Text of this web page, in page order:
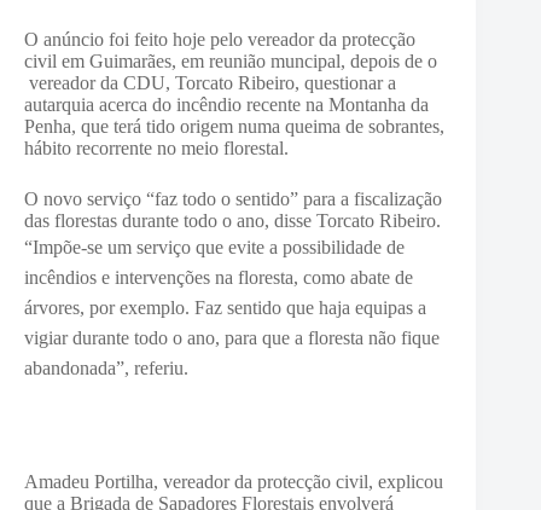
O anúncio foi feito hoje pelo vereador da protecção
civil em Guimarães, em reunião muncipal, depois de o
vereador da CDU, Torcato Ribeiro, questionar a
autarquia acerca do incêndio recente na Montanha da
Penha, que terá tido origem numa queima de sobrantes,
hábito recorrente no meio florestal.
O novo serviço “faz todo o sentido” para a fiscalização
das florestas durante todo o ano, disse Torcato Ribeiro.
“Impõe-se um serviço que evite a possibilidade de
incêndios e intervenções na floresta, como abate de
árvores, por exemplo. Faz sentido que haja equipas a
vigiar durante todo o ano, para que a floresta não fique
abandonada”, referiu.
Amadeu Portilha, vereador da protecção civil, explicou
que a Brigada de Sapadores Florestais envolverá